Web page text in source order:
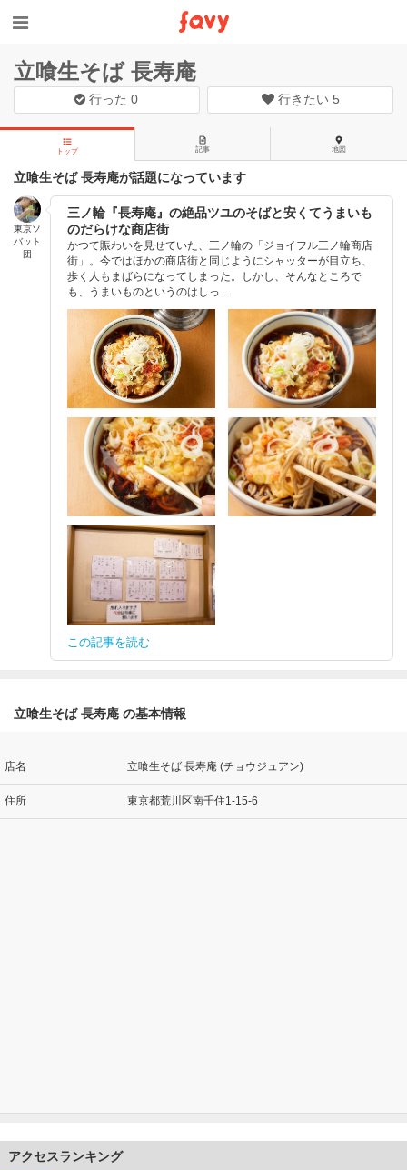
立喰生そば 長寿庵
行った0 行きたい 5
トップ 記事 地図
立喰生そば 長寿庵が話題になっています
東京ソ
バット
団
三ノ輪『長寿庵』の絶品ツユのそばと安くてうまいも
のだらけな商店街
かつて賑わいを見せていた、三ノ輪の「ジョイフル三ノ輪商店
街」。今ではほかの商店街と同じようにシャッターが目立ち、
歩く人もまばらになってしまった。しかし、そんなところで
も、うまいものというのはしっ...
この記事を読む
立喰生そば 長寿庵 の基本情報
店名 立喰生そば 長寿庵 (チョウジュアン)
住所 東京都荒川区南千住1-15-6
アクセスランキング